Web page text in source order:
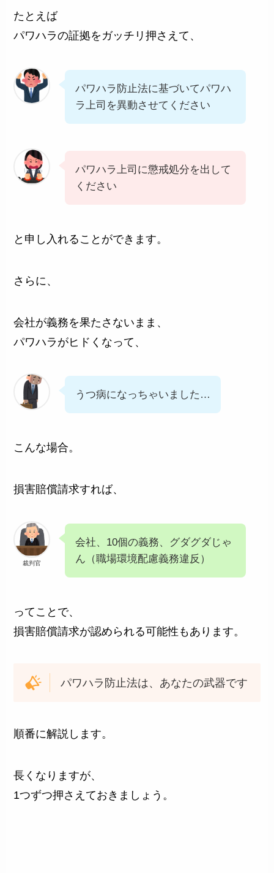
たとえば
パワハラの証拠をガッチリ押さえて、
パワハラ防止法に基づいてパワハ
ラ上司を異動させてください
パワハラ上司に懲戒処分を出して
ください
と申し入れることができます。
さらに、
会社が義務を果たさないまま、
パワハラがヒドくなって、
うつ病になっちゃいました…
こんな場合。
損害賠償請求すれば、
裁判官
会社、10個の義務、グダグダじゃ
ん（職場環境配慮義務違反）
ってことで、
損害賠償請求が認められる可能性もあります。
パワハラ防止法は、あなたの武器です
順番に解説します。
長くなりますが、
1つずつ押さえておきましょう。